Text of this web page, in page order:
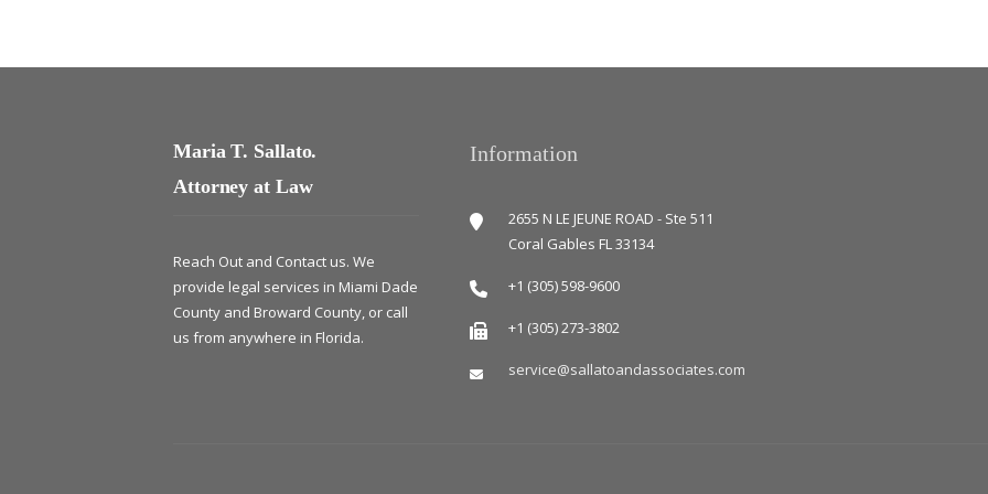
Maria T. Sallato.
Attorney at Law
Reach Out and Contact us. We
provide legal services in Miami Dade
County and Broward County, or call
us from anywhere in Florida.
Information
2655 N LE JEUNE ROAD - Ste 511
Coral Gables FL 33134
+1 (305) 598-9600
+1 (305) 273-3802
service@sallatoandassociates.com